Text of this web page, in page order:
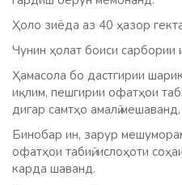
Ҳоло зиёда аз 40 ҳазор
Чунин ҳолат боиси сарбории
Ҳамасола бо дастгирии
иқлим, пешгирии офатҳои
дигар самтҳо амалӣ
Бинобар ин, зарур
офатҳои табиӣ, ислоҳоти
карда шаванд.